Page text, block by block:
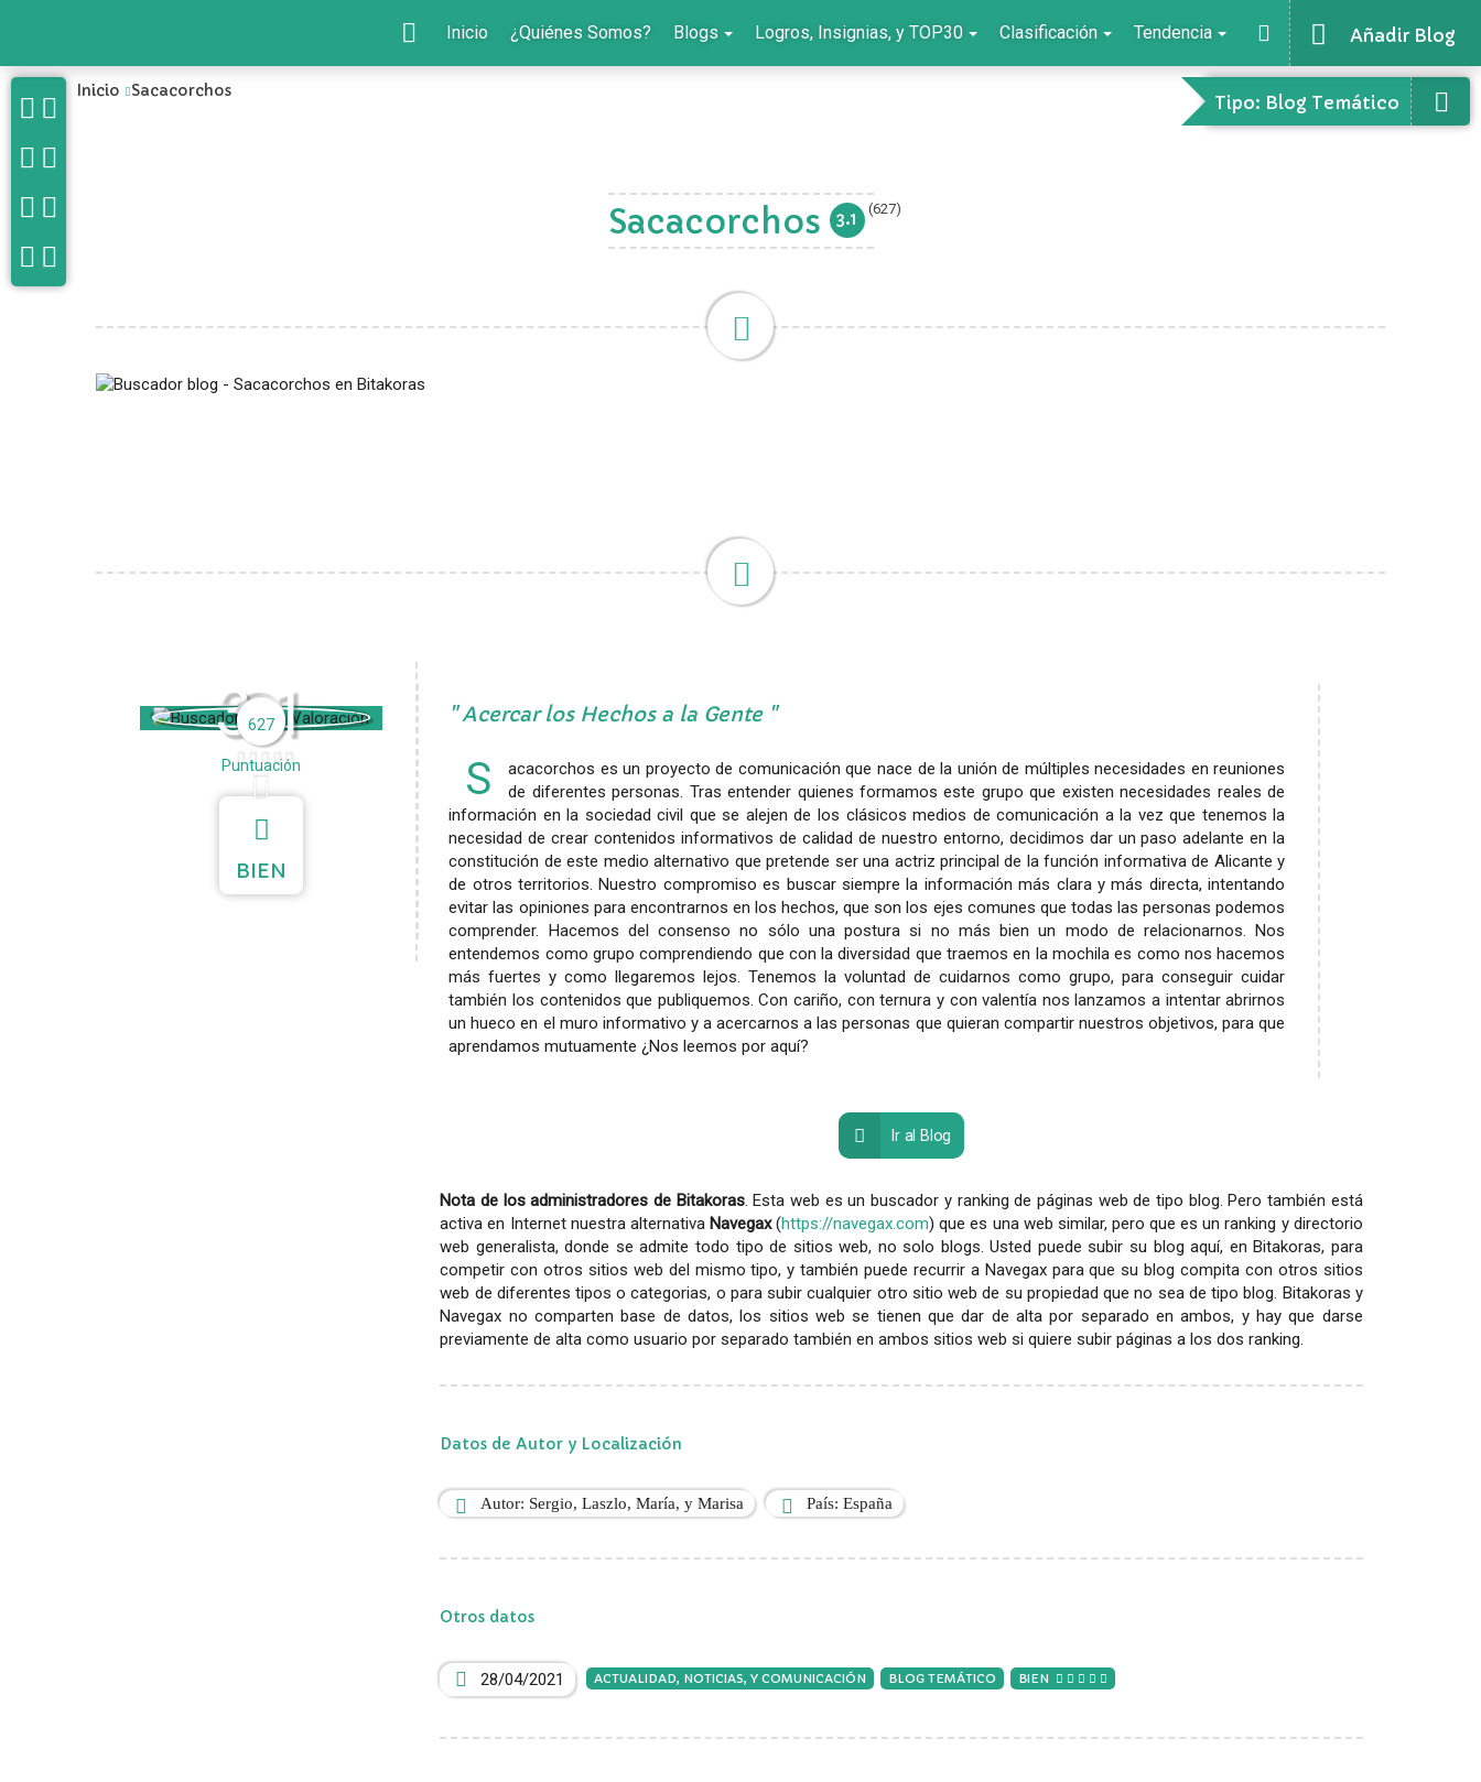
Añadir Blog
Inicio ¿Quiénes Somos? Blogs Logros, Insignias, y TOP30 Clasificación Tendencia
Tipo: Blog Temático
Inicio Sacacorchos
Sacacorchos 3.1 (627)
3.1
627
Puntuación
BIEN
Acercar los Hechos a la Gente
S
acacorchos es un proyecto de comunicación que nace de la unión de múltiples necesidades en reuniones
de diferentes personas. Tras entender quienes formamos este grupo que existen necesidades reales de
información en la sociedad civil que se alejen de los clásicos medios de comunicación a la vez que tenemos la
necesidad de crear contenidos informativos de calidad de nuestro entorno, decidimos dar un paso adelante en la
constitución de este medio alternativo que pretende ser una actriz principal de la función informativa de Alicante y
de otros territorios. Nuestro compromiso es buscar siempre la información más clara y más directa, intentando
evitar las opiniones para encontrarnos en los hechos, que son los ejes comunes que todas las personas podemos
comprender. Hacemos del consenso no sólo una postura si no más bien un modo de relacionarnos. Nos
entendemos como grupo comprendiendo que con la diversidad que traemos en la mochila es como nos hacemos
más fuertes y como llegaremos lejos. Tenemos la voluntad de cuidarnos como grupo, para conseguir cuidar
también los contenidos que publiquemos. Con cariño, con ternura y con valentía nos lanzamos a intentar abrirnos
un hueco en el muro informativo y a acercarnos a las personas que quieran compartir nuestros objetivos, para que
aprendamos mutuamente ¿Nos leemos por aquí?
Ir al Blog
Nota de los administradores de Bitakoras. Esta web es un buscador y ranking de páginas web de tipo blog. Pero también está
activa en Internet nuestra alternativa Navegax(https://navegax.com) que es una web similar, pero que es un ranking y directorio
web generalista, donde se admite todo tipo de sitios web, no solo blogs. Usted puede subir su blog aquí, en Bitakoras, para
competir con otros sitios web del mismo tipo, y también puede recurrir a Navegax para que su blog compita con otros sitios
web de diferentes tipos o categorias, o para subir cualquier otro sitio web de su propiedad que no sea de tipo blog. Bitakoras y
Navegax no comparten base de datos, los sitios web se tienen que dar de alta por separado en ambos, y hay que darse
previamente de alta como usuario por separado también en ambos sitios web si quiere subir páginas a los dos ranking.
Datos de Autor y Localización
Autor: Sergio, Laszlo, María, y Marisa País: España
Otros datos
28/04/2021 ACTUALIDAD, NOTICIAS, Y COMUNICACIÓN BLOG TEMÁTICO BIEN